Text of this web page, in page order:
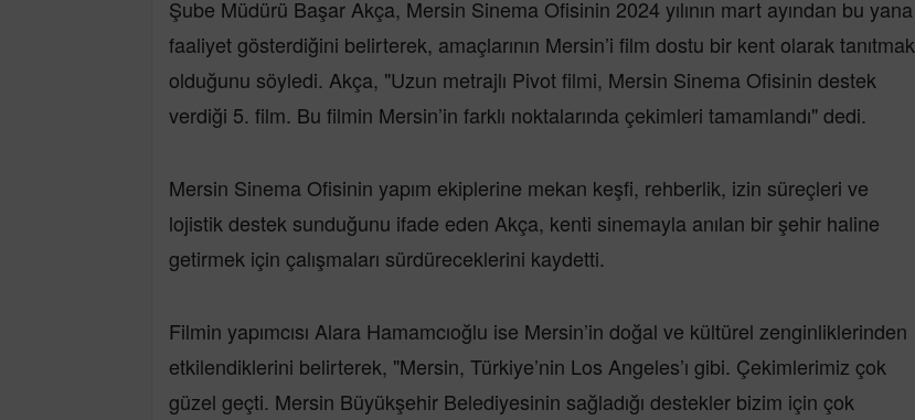
Şube Müdürü Başar Akça, Mersin Sinema Ofisinin 2024 yılının mart ayından bu yana
faaliyet gösterdiğini belirterek, amaçlarının Mersin’i film dostu bir kent olarak tanıtmak
olduğunu söyledi. Akça, "Uzun metrajlı Pivot filmi, Mersin Sinema Ofisinin destek
verdiği 5. film. Bu filmin Mersin’in farklı noktalarında çekimleri tamamlandı" dedi.
Mersin Sinema Ofisinin yapım ekiplerine mekan keşfi, rehberlik, izin süreçleri ve
lojistik destek sunduğunu ifade eden Akça, kenti sinemayla anılan bir şehir haline
getirmek için çalışmaları sürdüreceklerini kaydetti.
Filmin yapımcısı Alara Hamamcıoğlu ise Mersin’in doğal ve kültürel zenginliklerinden
etkilendiklerini belirterek, "Mersin, Türkiye’nin Los Angeles’ı gibi. Çekimlerimiz çok
güzel geçti. Mersin Büyükşehir Belediyesinin sağladığı destekler bizim için çok